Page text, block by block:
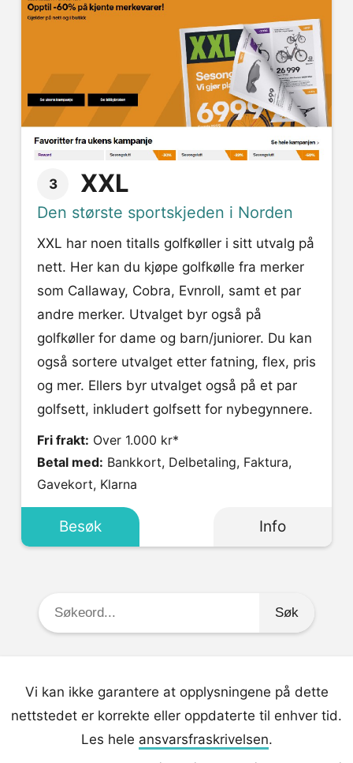
3 XXL
Den største sportskjeden i Norden
XXL har noen titalls golfkøller i sitt utvalg på
nett. Her kan du kjøpe golfkølle fra merker
som Callaway, Cobra, Evnroll, samt et par
andre merker. Utvalget byr også på
golfkøller for dame og barn/juniorer. Du kan
også sortere utvalget etter fatning, flex, pris
og mer. Ellers byr utvalget også på et par
golfsett, inkludert golfsett for nybegynnere.
Fri frakt: Over 1.000 kr*
Betal med:
Gavekort, Klarna
Besøk Info
Søkeord:
Vi kan ikke garantere at opplysningene på dette
nettstedet er korrekte eller oppdaterte til enhver tid.
Les hele ansvarsfraskrivelsen.